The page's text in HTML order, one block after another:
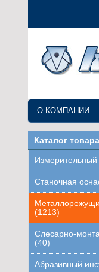
О КОМПАНИИ
Каталог товара
Измерительный
Станочная
(1213)
Слесарно-
(40)
Абразивный